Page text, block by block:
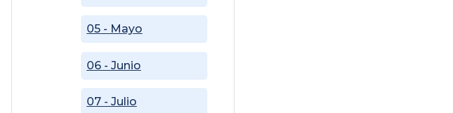
05 - Mayo
06 - Junio
07 - Julio